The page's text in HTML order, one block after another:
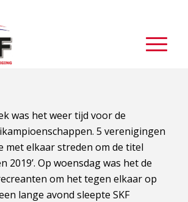
was het weer tijd voor de
5 verenigingen
met elkaar streden om de titel
2019’. Op woensdag was het de
om het tegen elkaar op
lange avond sleepte SKF